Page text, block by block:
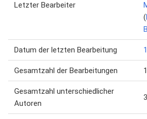
Letzter Bearbeiter
(
Datum der letzten Bearbeitung
Gesamtzahl der Bearbeitungen
Gesamtzahl unterschiedlicher
Autoren
3